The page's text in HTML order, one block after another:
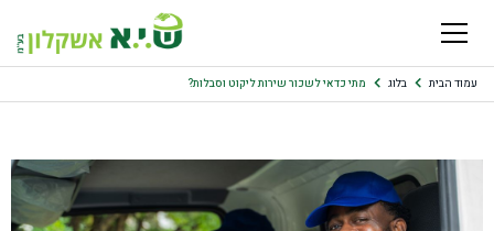
עמוד הבית בלוג מתי כדאי לשכור שירות ליקוט וסבלות?